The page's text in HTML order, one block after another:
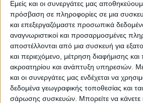
Εμείς και οι συνεργάτες μας
πρόσβαση σε πληροφορίες σε μια
και επεξεργαζόμαστε προσωπικά
αναγνωριστικοί και προσαρμοσμένες
αποστέλλονται από μια συσκευή για
και περιεχόμενο, μέτρηση διαφήμισης
ακροατηρίου και ανάπτυξη υπηρεσιών.
και οι συνεργάτες μας ενδέχεται να
δεδομένα γεωγραφικής τοποθεσίας και
σάρωσης συσκευών. Μπορείτε να κάνετε
Η Πρόταση της επιτροπής
έγινε δεκτή από την
οποία παράλληλα
ως προσωρινού αναδόχου,
οικονομικού φορέα, κατά
Το ζητούμενο βεβαίως
νέος προσωρινός ανάδοχος